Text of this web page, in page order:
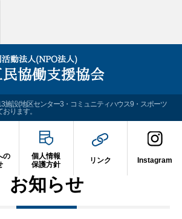
の
個人情報
保護方針
リンク Instagram
施設(地区センター3・コミュニティハウス9・スポーツ
ります。
お知らせ